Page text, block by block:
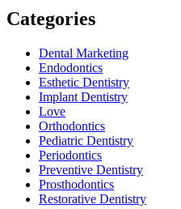
Categories
Dental Marketing
Endodontics
Esthetic Dentistry
Implant Dentistry
Love
Orthodontics
Pediatric Dentistry
Periodontics
Preventive Dentistry
Prosthodontics
Restorative Dentistry